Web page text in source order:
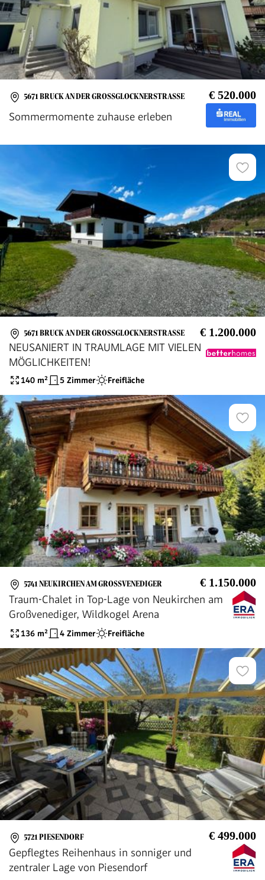
5671 BRUCK AN DER GROSSGLOCKNERSTRASSE € 520.000
Sommermomente zuhause erleben
5671 BRUCK AN DER GROSSGLOCKNERSTRASSE € 1.200.000
NEUSANIERT IN TRAUMLAGE MIT VIELEN
MÖGLICHKEITEN!
140 m² 5 Zimmer Freifläche
5741 NEUKIRCHEN AM GROSSVENEDIGER € 1.150.000
Traum-Chalet in Top-Lage von Neukirchen am
Großvenediger, Wildkogel Arena
136 m² 4 Zimmer Freifläche
5721 PIESENDORF € 499.000
Gepflegtes Reihenhaus in sonniger und
zentraler Lage von Piesendorf